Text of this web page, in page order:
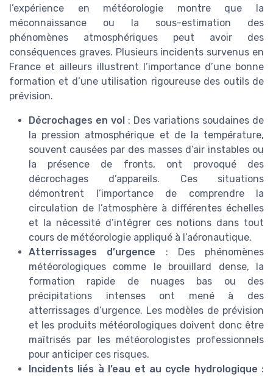
l’expérience en météorologie montre que la
méconnaissance ou la sous-estimation des
phénomènes atmosphériques peut avoir des
conséquences graves. Plusieurs incidents survenus en
France et ailleurs illustrent l’importance d’une bonne
formation et d’une utilisation rigoureuse des outils de
prévision.
Décrochages en vol : Des variations soudaines de
la pression atmosphérique et de la température,
souvent causées par des masses d’air instables ou
la présence de fronts, ont provoqué des
décrochages d’appareils. Ces situations
démontrent l’importance de comprendre la
circulation de l’atmosphère à différentes échelles
et la nécessité d’intégrer ces notions dans tout
cours de météorologie appliqué à l’aéronautique.
Atterrissages d’urgence : Des phénomènes
météorologiques comme le brouillard dense, la
formation rapide de nuages bas ou des
précipitations intenses ont mené à des
atterrissages d’urgence. Les modèles de prévision
et les produits météorologiques doivent donc être
maîtrisés par les météorologistes professionnels
pour anticiper ces risques.
Incidents liés à l’eau et au cycle hydrologique :